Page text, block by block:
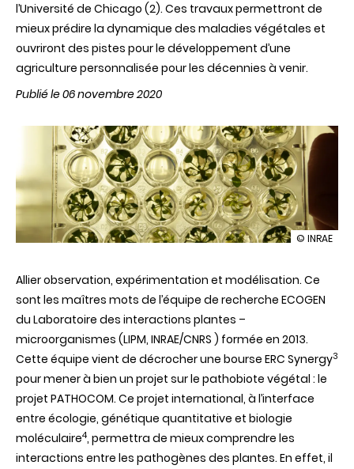
l’Université de Chicago (2). Ces travaux permettront de
mieux prédire la dynamique des maladies végétales et
ouvriront des pistes pour le développement d’une
agriculture personnalisée pour les décennies à venir.
Publié le 06 novembre 2020
illustration
ERC
pour
les
:
une
piste
© INRAE
Allier observation, expérimentation et modélisation. Ce
sont les maîtres mots de l’équipe de recherche ECOGEN
du Laboratoire des interactions plantes –
microorganismes (LIPM, INRAE/CNRS ) formée en 2013.
Cette équipe vient de décrocher une bourse ERC Synergy3
pour mener à bien un projet sur le pathobiote végétal : le
projet PATHOCOM. Ce projet international, à l’interface
entre écologie, génétique quantitative et biologie
moléculaire4, permettra de mieux comprendre les
interactions entre les pathogènes des plantes. En effet, il